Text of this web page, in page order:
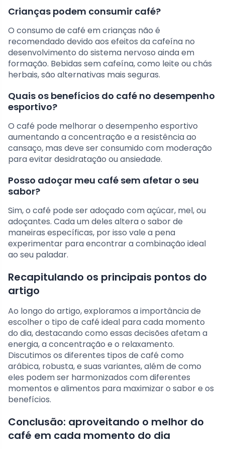
Crianças podem consumir café?
O consumo de café em crianças não é
recomendado devido aos efeitos da cafeína no
desenvolvimento do sistema nervoso ainda em
formação. Bebidas sem cafeína, como leite ou chás
herbais, são alternativas mais seguras.
Quais os benefícios do café no desempenho
esportivo?
O café pode melhorar o desempenho esportivo
aumentando a concentração e a resistência ao
cansaço, mas deve ser consumido com moderação
para evitar desidratação ou ansiedade.
Posso adoçar meu café sem afetar o seu
sabor?
Sim, o café pode ser adoçado com açúcar, mel, ou
adoçantes. Cada um deles altera o sabor de
maneiras específicas, por isso vale a pena
experimentar para encontrar a combinação ideal
ao seu paladar.
Recapitulando os principais pontos do
artigo
Ao longo do artigo, exploramos a importância de
escolher o tipo de café ideal para cada momento
do dia, destacando como essas decisões afetam a
energia, a concentração e o relaxamento.
Discutimos os diferentes tipos de café como
arábica, robusta, e suas variantes, além de como
eles podem ser harmonizados com diferentes
momentos e alimentos para maximizar o sabor e os
benefícios.
Conclusão: aproveitando o melhor do
café em cada momento do dia